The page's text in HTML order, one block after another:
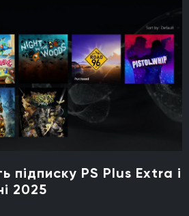
підписку PS Plus Extra і
2025